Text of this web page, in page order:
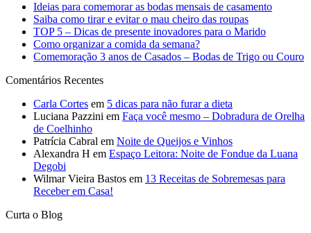
Ideias para comemorar as bodas mensais de casamento
Saiba como tirar e evitar o mau cheiro das roupas
TOP 5 – Dicas de presente inovadores para o Marido
Como organizar a comida da semana?
Comemoração 3 anos de Casados – Bodas de Trigo ou Couro
Comentários Recentes
Carla Cortes em 5 dicas para não furar a dieta
Luciana Pazzini em Faça você mesmo – Dobradura de Orelha
de Coelhinho
Patrícia Cabral em Noite de Queijos e Vinhos
Alexandra H em Espaço Leitora: Noite de Fondue da Luana
Degobi
Wilmar Vieira Bastos em 13 Receitas de Sobremesas para
Receber em Casa!
Curta o Blog